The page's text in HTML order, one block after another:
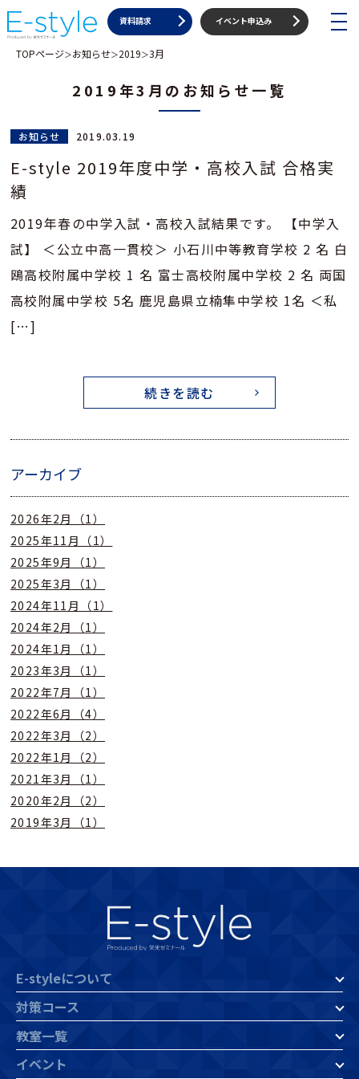
toggle
資料請求 イベント申込み
TOPページ＞お知らせ＞2019＞3月
2019年3月のお知らせ一覧
お知らせ 2019.03.19
E-style 2019年度中学・高校入試 合格実
績
2019年春の中学入試・高校入試結果です。 【中学入
試】 ＜公立中高一貫校＞ 小石川中等教育学校 2 名 白
鴎高校附属中学校 1 名 富士高校附属中学校 2 名 両国
高校附属中学校 5名 鹿児島県立楠隼中学校 1名 ＜私
[…]
続きを読む
アーカイブ
2026年2月（1）
2025年11月（1）
2025年9月（1）
2025年3月（1）
2024年11月（1）
2024年2月（1）
2024年1月（1）
2023年3月（1）
2022年7月（1）
2022年6月（4）
2022年3月（2）
2022年1月（2）
2021年3月（1）
2020年2月（2）
2019年3月（1）
E-styleについて
対策コース
教室一覧
イベント